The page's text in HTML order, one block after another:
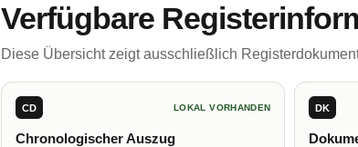
Verfügbare
Diese Übersicht zeigt ausschließlich
CD LOKAL VORHANDEN
Chronologischer Auszug
DK